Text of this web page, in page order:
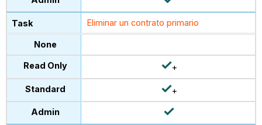
Eliminar un contrato primario
+
+